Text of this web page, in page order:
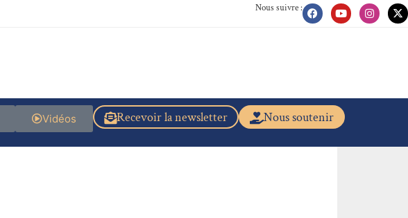
Nous suivre :
Nous soutenir
Recevoir la newsletter
Vidéos